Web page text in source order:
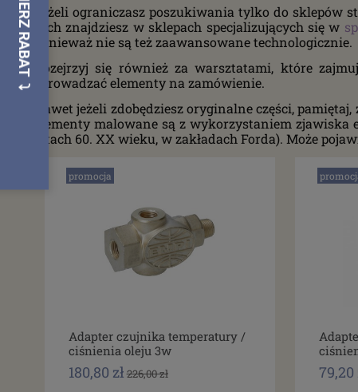
Jeżeli ograniczasz poszukiwania tylko do sklepów
nich znajdziesz w sklepach specjalizujących się w
ponieważ nie są też zaawansowane technologicznie.
Rozejrzyj się również za warsztatami, które
sprowadzać elementy na zamówienie.
Nawet jeżeli zdobędziesz oryginalne części,
elementy malowane są z wykorzystaniem
latach 60. XX wieku, w zakładach Forda). Może
Adapter czujnika temperatury /
ciśnienia oleju 3w
180,80 zł226,00 zł
promocja
79,20